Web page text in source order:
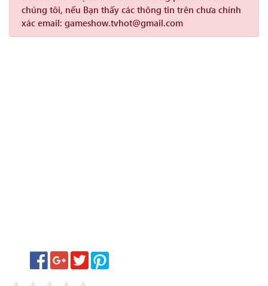
chúng tôi, nếu Bạn thấy các thông tin trên chưa chính
xác email: gameshow.tvhot@gmail.com